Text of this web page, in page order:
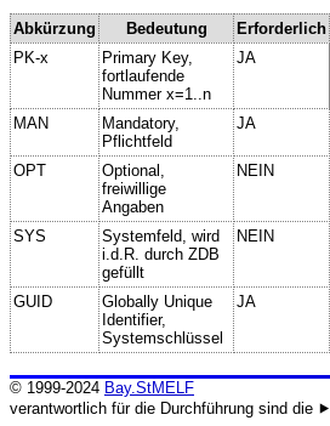
Abkürzung Bedeutung
Erforderlich
PK-x
Primary Key,
fortlaufende
Nummer x=1..n
JA
MAN
Mandatory,
Pflichtfeld
JA
OPT
Optional,
freiwillige
Angaben
NEIN
SYS
Systemfeld, wird
i.d.R. durch ZDB
gefüllt
NEIN
GUID
Globally Unique
Identifier,
Systemschlüssel
JA
© 1999-2024 Bay.StMELF
verantwortlich für die Durchführung sind die ⯈